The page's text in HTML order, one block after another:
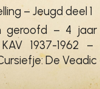
– Jeugd deel 1
geroofd – 4
1937-1962 –
De Veadic